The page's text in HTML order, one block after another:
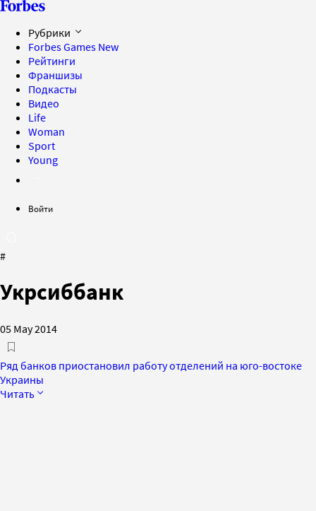
Рубрики
Forbes Games New
Рейтинги
Франшизы
Подкасты
Видео
Life
Woman
Sport
Young
Войти
#
Укрсиббанк
05 May 2014
Ряд банков приостановил работу отделений на юго-востоке
Украины
Читать